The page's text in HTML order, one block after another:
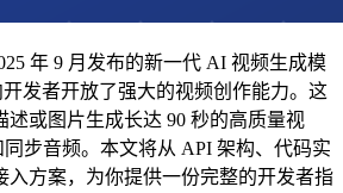
年 9 月发布的新一代 AI 视频生成模
开发者开放了强大的视频创作能力。这
述或图片生成长达 90 秒的高质量视
步音频。本文将从 API 架构、代码实
入方案，为你提供一份完整的开发者指